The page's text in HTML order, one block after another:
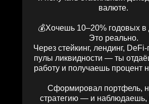
валюте.
💰Хочешь 10–20% годовых в
Это реально.
Через стейкинг, лендинг,
пулы ликвидности — ты
работу и получаешь процент
Сформировал портфель,
стратегию — и наблюдаешь,